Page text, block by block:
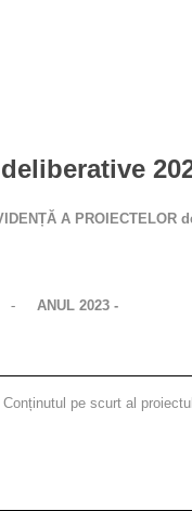
A PROIECTELOR
- ANUL 2023 -
Conținutul pe scurt al